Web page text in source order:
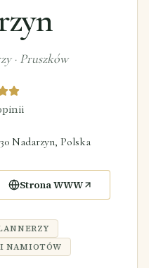
· Pruszków
Nadarzyn, Polska
Strona WWW
NAMIOTÓW